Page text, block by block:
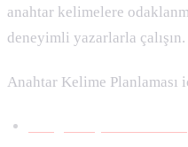
anahtar kelimelere
deneyimli yazarlarla çalışın.
Anahtar Kelime